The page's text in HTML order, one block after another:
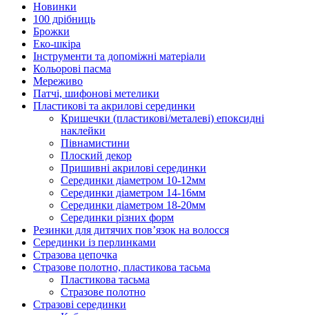
Новинки
100 дрібниць
Брожки
Еко-шкіра
Інструменти та допоміжні матеріали
Кольорові пасма
Мереживо
Патчі, шифонові метелики
Пластикові та акрилові серединки
Кришечки (пластикові/металеві) епоксидні
наклейки
Півнамистини
Плоский декор
Пришивні акрилові серединки
Серединки діаметром 10-12мм
Серединки діаметром 14-16мм
Серединки діаметром 18-20мм
Серединки різних форм
Резинки для дитячих пов’язок на волосся
Серединки із перлинками
Стразова цепочка
Стразове полотно, пластикова тасьма
Пластикова тасьма
Стразове полотно
Стразові серединки